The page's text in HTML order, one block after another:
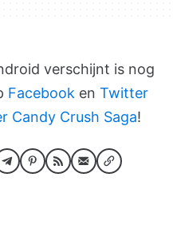
verschijnt is nog
Facebook en Twitter
Candy Crush Saga!